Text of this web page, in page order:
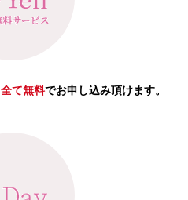
全て無料でお申し込み頂けます。